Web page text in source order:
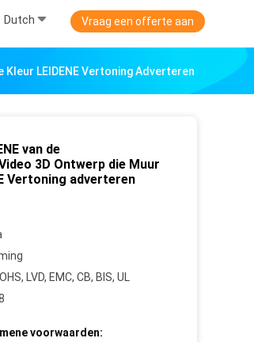
Dutch Vraag een offerte aan
Kleur LEIDENE Vertoning Adverteren
van de
3D Ontwerp die Muur
Vertoning adverteren
LVD, EMC, CB, BIS, UL
voorwaarden: